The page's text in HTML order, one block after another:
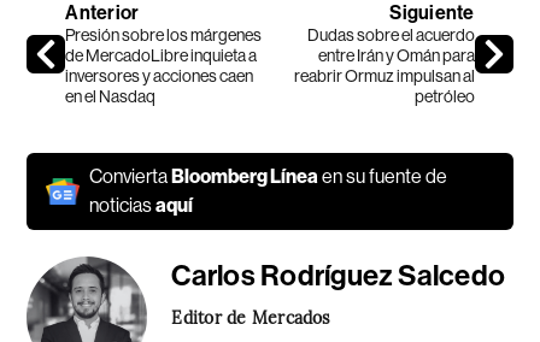
Anterior
Presión sobre los márgenes
de MercadoLibre inquieta a
inversores y acciones caen
en el Nasdaq
Siguiente
Dudas sobre el acuerdo
entre Irán y Omán para
reabrir Ormuz impulsan al
petróleo
ConviertaBloomberg Líneaen su fuente de
noticiasaquí
Carlos Rodríguez Salcedo
Editor de Mercados